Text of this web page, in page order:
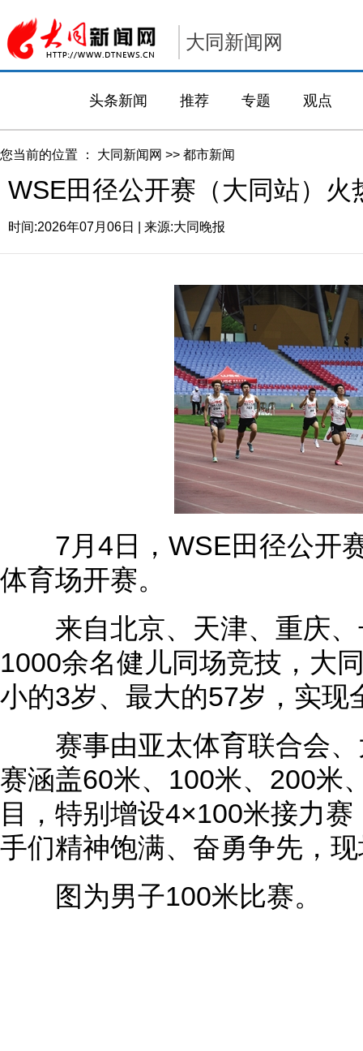
大同新闻网
头条新闻 推荐 专题 观点
您当前的位置 ： 大同新闻网 >> 都市新闻
WSE田径公开赛（大同站）火
时间:2026年07月06日 | 来源:大同晚报
7月4日，WSE田径公开
体育场开赛。
来自北京、天津、重庆、
1000余名健儿同场竞技，大
小的3岁、最大的57岁，实现
赛事由亚太体育联合会、
赛涵盖60米、100米、200米
目，特别增设4×100米接力
手们精神饱满、奋勇争先，
图为男子100米比赛。